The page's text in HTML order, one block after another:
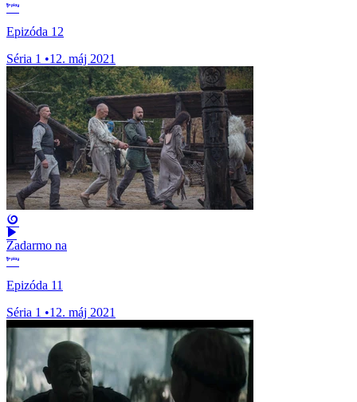
Epizóda 12
Séria 1 •12. máj 2021
Zadarmo na
Epizóda 11
Séria 1 •12. máj 2021